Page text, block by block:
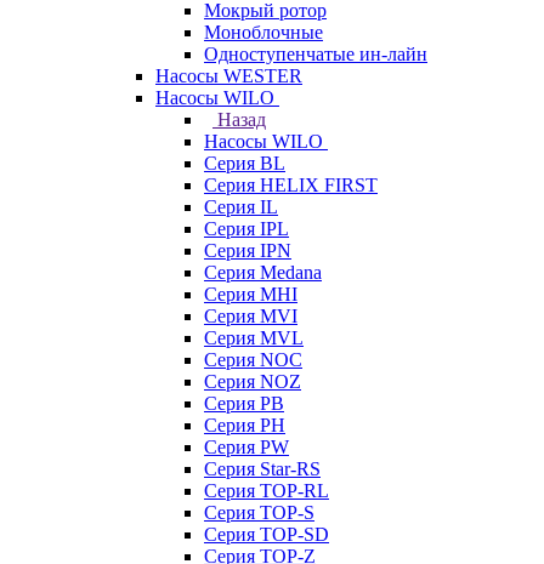
Мокрый ротор
Моноблочные
Одноступенчатые ин-лайн
Насосы WESTER
Насосы WILO
Назад
Насосы WILO
Серия BL
Серия HELIX FIRST
Серия IL
Серия IPL
Серия IPN
Серия Medana
Серия MHI
Серия MVI
Серия MVL
Серия NOC
Серия NOZ
Серия PB
Серия PH
Серия PW
Серия Star-RS
Серия TOP-RL
Серия TOP-S
Серия TOP-SD
Серия TOP-Z